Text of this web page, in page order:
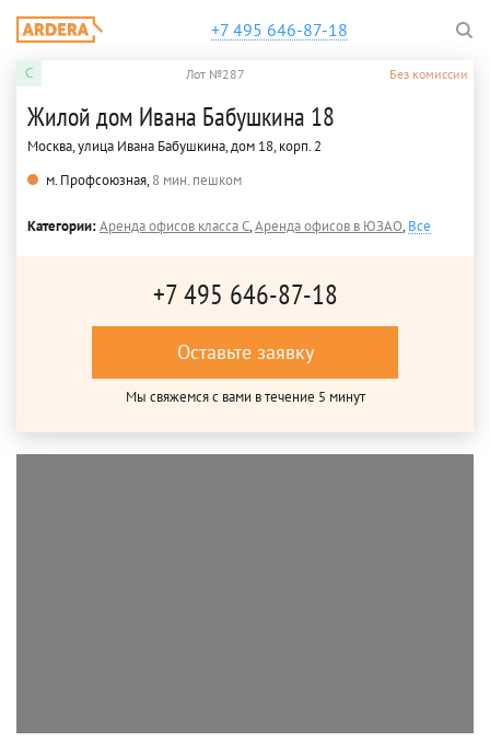
+7 495 646-87-18
C Лот №287 Без комиссии
Жилой дом Ивана Бабушкина 18
Москва, улица Ивана Бабушкина, дом 18, корп. 2
м. Профсоюзная,8 мин. пешком
Категории:Аренда офисов класса C,Аренда офисов в ЮЗАО,Все
+7 495 646-87-18
Оставьте заявку
Мы свяжемся с вами в течение 5 минут